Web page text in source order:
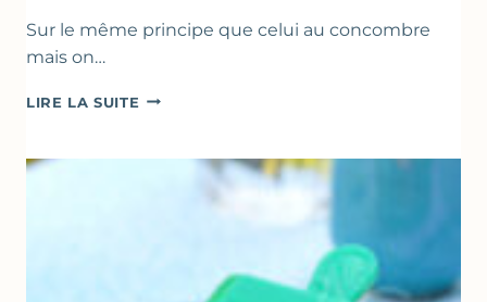
Sur le même principe que celui au concombre
mais on…
LIRE LA SUITE COMME
À
COURGETTE…